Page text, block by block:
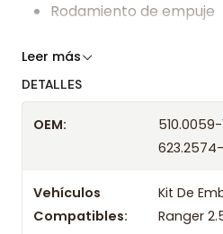
Rodamiento de empuje
Somos especialistas en
Leer más
DETALLES
OEM:
510.0059-
Vehículos
Compatibles:
Kit De
Ranger